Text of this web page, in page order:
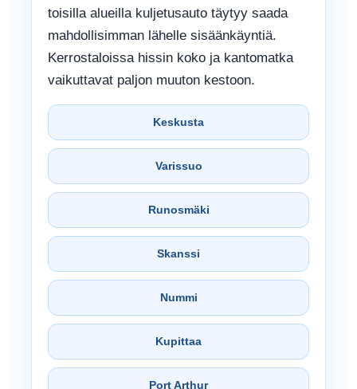
toisilla alueilla kuljetusauto täytyy saada
mahdollisimman lähelle sisäänkäyntiä.
Kerrostaloissa hissin koko ja kantomatka
vaikuttavat paljon muuton kestoon.
Keskusta
Varissuo
Runosmäki
Skanssi
Nummi
Kupittaa
Port Arthur